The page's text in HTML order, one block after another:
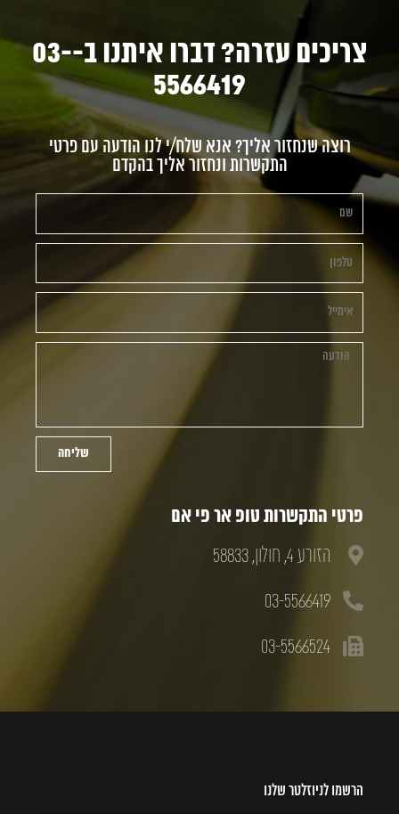
צריכים עזרה? דברו איתנו ב-03-
5566419
רוצה שנחזור אליך? אנא שלח/י לנו הודעה עם פרטי
התקשרות ונחזור אליך בהקדם
שליחה
פרטי התקשרות טופ אר פי אם
הזורע 4, חולון, 58833
03-5566419
03-5566524
הרשמו לניוזלטר שלנו